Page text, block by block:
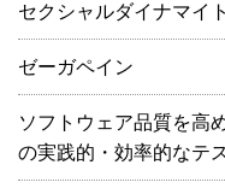
セクシャルダイナマイ
ゼーガペイン
ソフトウェア品質を高
の実践的・効率的なテ